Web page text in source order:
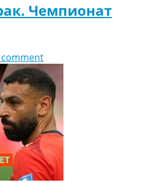
Чемпионат